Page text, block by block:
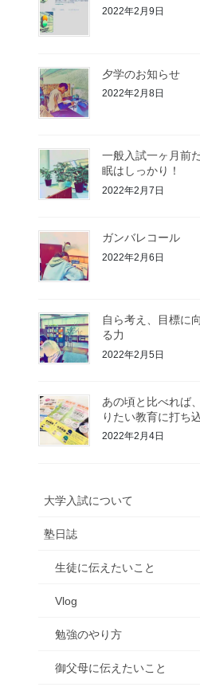
2022年2月9日
夕学のお知らせ
2022年2月8日
一般入試一ヶ月前
眠はしっかり！
2022年2月7日
ガンバレコール
2022年2月6日
自ら考え、目標に
る力
2022年2月5日
あの頃と比べれば
りたい教育に打ち
2022年2月4日
大学入試について
塾日誌
生徒に伝えたいこと
Vlog
勉強のやり方
御父母に伝えたいこと